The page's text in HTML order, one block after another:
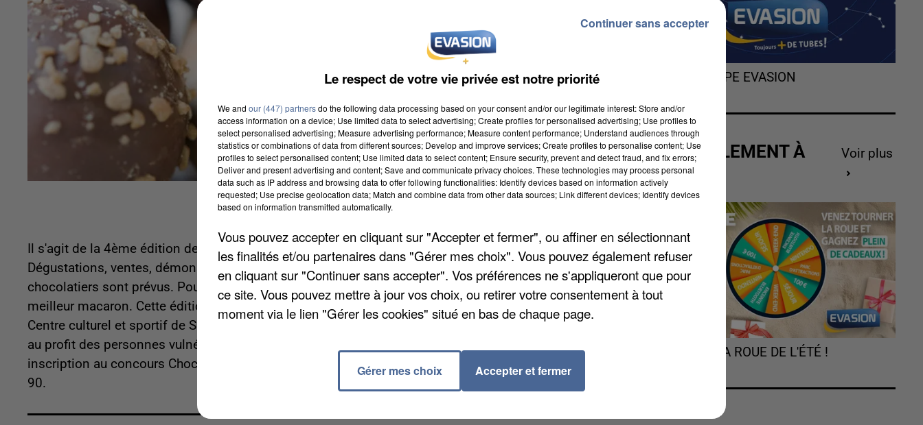
Il s'agit de la 4ème édition de cet événement chocolaté, organisé par le Club 41 de Provins.
Dégustations, ventes, démonstrations, ateliers gratuits pour enfants, en présence de plusieurs grands
chocolatiers sont prévus. Pour les passionnés de pâtisseries, ce salon organise le concours du
meilleur macaron. Cette édition aura lieu samedi 4 et dimanche 5 octobre 2014, de 10h à 18h, au
Centre culturel et sportif de Saint-Ayoul - 10, rue du Gal de Delort, en Centre-ville. Tarif 2 euros, reversés
au profit des personnes vulnérables et dépendantes - gratuit moins de 10 ans. Renseignements et
inscription au concours Chocolaterie Gaufillier, 10 rue de la Friperie au 01 60 58 95 40 ou 06 22 47 71
90.
L'HOROSCOPE EVASION
ACTUELLEMENT À
GAGNER
Voir plus
TOURNEZ LA ROUE DE L'ÉTÉ !
Le respect de votre vie privée est notre priorité
We and our (447) partnersdo the following data processing based on your consent and/or our legitimate interest: Store and/or
access information on a device; Use limited data to select advertising; Create profiles for personalised advertising; Use profiles to
select personalised advertising; Measure advertising performance; Measure content performance; Understand audiences through
statistics or combinations of data from different sources; Develop and improve services; Create profiles to personalise content; Use
profiles to select personalised content; Use limited data to select content; Ensure security, prevent and detect fraud, and fix errors;
Deliver and present advertising and content; Save and communicate privacy choices. These technologies may process personal
data such as IP address and browsing data to offer following functionalities: Identify devices based on information actively
requested; Use precise geolocation data; Match and combine data from other data sources; Link different devices; Identify devices
based on information transmitted automatically.
Vous pouvez accepter en cliquant sur "Accepter et fermer", ou affiner en sélectionnant
les finalités et/ou partenaires dans "Gérer mes choix". Vous pouvez également refuser
en cliquant sur "Continuer sans accepter". Vos préférences ne s'appliqueront que pour
ce site. Vous pouvez mettre à jour vos choix, ou retirer votre consentement à tout
moment via le lien "Gérer les cookies" situé en bas de chaque page.
Gérer mes choix Accepter et fermer
Continuer sans accepter